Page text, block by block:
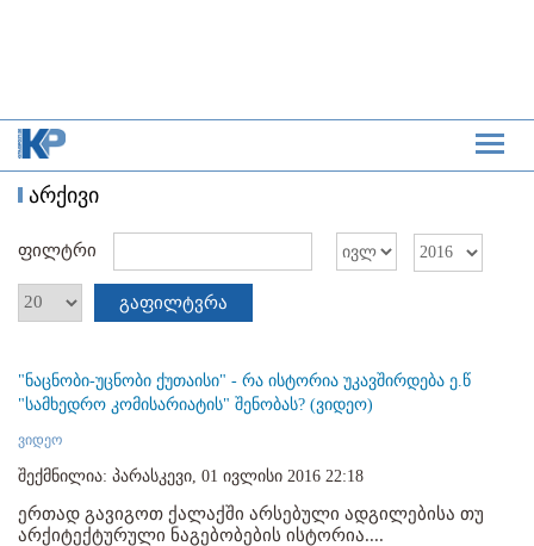
არქივი
ფილტრი
გაფილტვრა
"ნაცნობი-უცნობი ქუთაისი" - რა ისტორია უკავშირდება ე.წ
"სამხედრო კომისარიატის" შენობას? (ვიდეო)
ვიდეო
შექმნილია: პარასკევი, 01 ივლისი 2016 22:18
ერთად გავიგოთ ქალაქში არსებული ადგილებისა თუ
არქიტექტურული ნაგებობების ისტორია....